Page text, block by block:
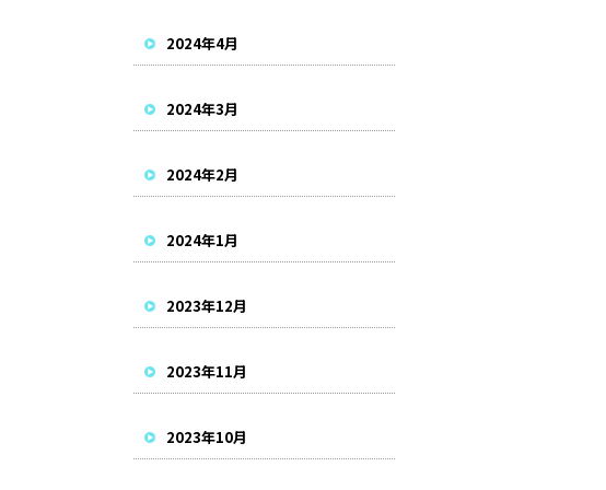
2024年4月
2024年3月
2024年2月
2024年1月
2023年12月
2023年11月
2023年10月